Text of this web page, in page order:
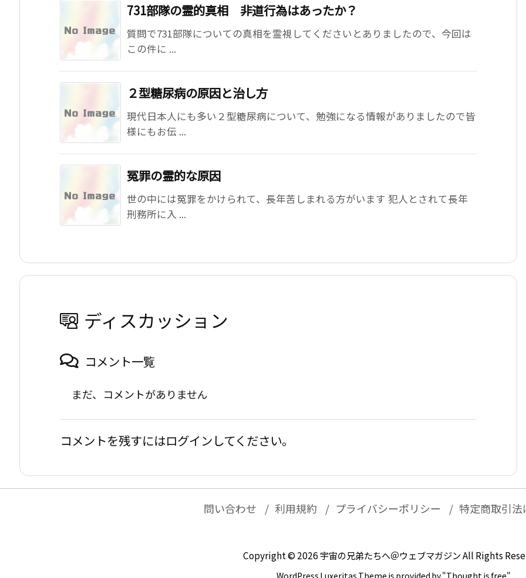
731部隊の霊的真相 非道行為はあったか？
質問で731部隊についての真相を霊視してくださいとありましたので、今回は
この件に ...
２型糖尿病の原因と治し方
現代日本人にも多い２型糖尿病について、勉強になる情報がありましたので皆
様にもお伝 ...
冤罪の霊的な原因
世の中には冤罪をかけられて、長年苦しまれる方がいます 犯人とされて長年
刑務所に入 ...
ディスカッション
コメント一覧
まだ、コメントがありません
コメントを残すにはログインしてください。
問い合わせ 利用規約 プライバシーポリシー 特定商取引
Copyright © 2026 宇宙の兄弟たちへ＠ウェブマガジンAll Rights
WordPress Luxeritas Theme is provided by "Thought is free".